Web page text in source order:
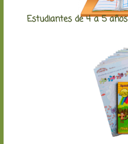
Estudiantes de 4 a 5 años